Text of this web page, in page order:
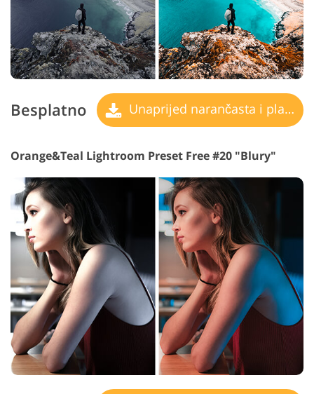
Besplatno Unaprijed narančasta i plavozelena
Orange&Teal Lightroom Preset Free #20 "Blury"